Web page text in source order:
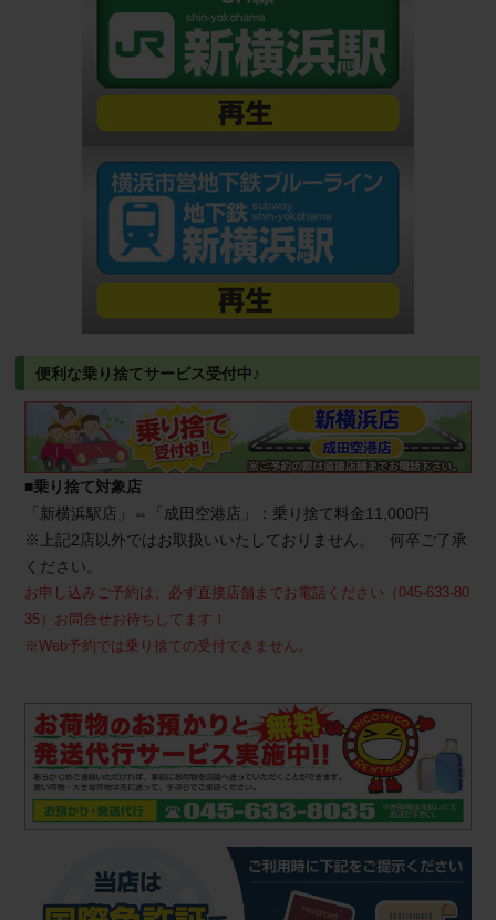
便利な乗り捨てサービス受付中♪
■乗り捨て対象店
「新横浜駅店」⇔「成田空港店」：乗り捨て料金11,000円
※上記2店以外ではお取扱いいたしておりません。 何卒ご了承
ください。
お申し込みご予約は、必ず直接店舗までお電話ください（045-633-80
35）お問合せお待ちしてます！
※Web予約では乗り捨ての受付できません。